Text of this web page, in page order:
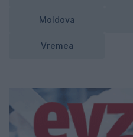
Moldova
Vremea